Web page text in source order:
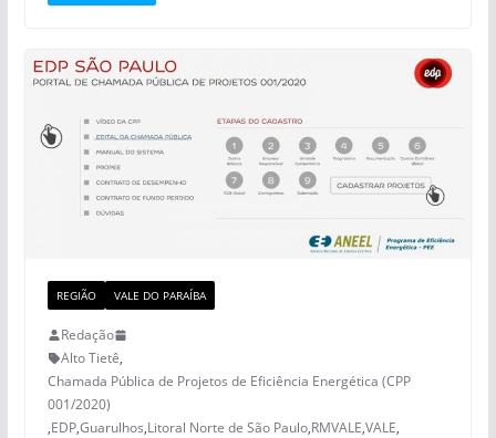
REGIÃO VALE DO PARAÍBA
Redação
Alto Tietê,
Chamada Pública de Projetos de Eficiência Energética (CPP
001/2020)
,EDP,Guarulhos,Litoral Norte de São Paulo,RMVALE,VALE,